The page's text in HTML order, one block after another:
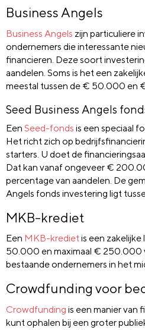
Business Angels
Business Angels zijn particuliere
ondernemers die interessante
financieren. Deze soort
aandelen. Soms is het een
meestal tussen de € 50.000 en
Seed Business Angels
Een Seed-fonds is een speciaal
Het richt zich op
starters. U doet de
Dat kan vanaf ongeveer €
percentage van aandelen. De
Angels fonds investering ligt
MKB-krediet
Een MKB-kredietis een zakelijke
50.000 en maximaal € 250.000
bestaande ondernemers in het
Crowdfunding voor
Crowdfunding is een manier van
kunt ophalen bij een groter